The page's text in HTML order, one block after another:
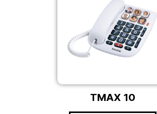
TMAX 10